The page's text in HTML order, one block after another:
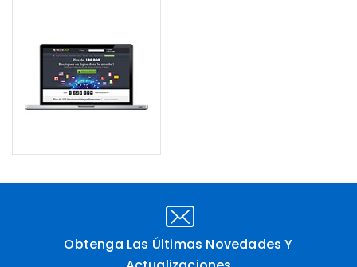
Obtenga Las Últimas Novedades Y